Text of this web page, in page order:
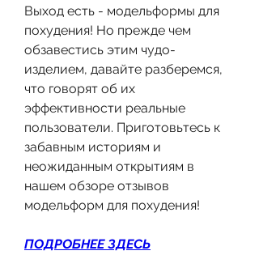
Выход есть - модельформы для
похудения! Но прежде чем
обзавестись этим чудо-
изделием, давайте разберемся,
что говорят об их
эффективности реальные
пользователи. Приготовьтесь к
забавным историям и
неожиданным открытиям в
нашем обзоре отзывов
модельформ для похудения!
ПОДРОБНЕЕ ЗДЕСЬ